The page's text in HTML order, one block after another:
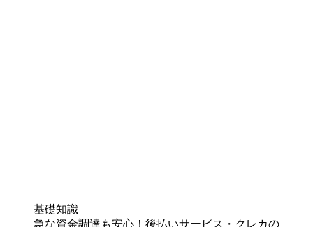
基礎知識
急な資金調達も安心！後払いサービス・クレカの